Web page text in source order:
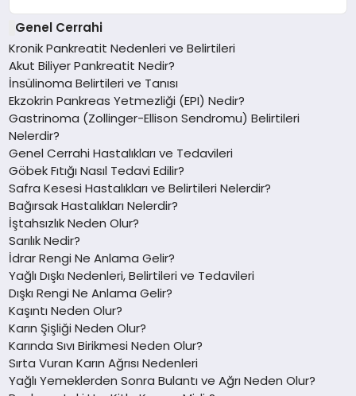
Genel Cerrahi
Kronik Pankreatit Nedenleri ve Belirtileri
Akut Biliyer Pankreatit Nedir?
İnsülinoma Belirtileri ve Tanısı
Ekzokrin Pankreas Yetmezliği (EPI) Nedir?
Gastrinoma (Zollinger-Ellison Sendromu) Belirtileri
Nelerdir?
Genel Cerrahi Hastalıkları ve Tedavileri
Göbek Fıtığı Nasıl Tedavi Edilir?
Safra Kesesi Hastalıkları ve Belirtileri Nelerdir?
Bağırsak Hastalıkları Nelerdir?
İştahsızlık Neden Olur?
Sarılık Nedir?
İdrar Rengi Ne Anlama Gelir?
Yağlı Dışkı Nedenleri, Belirtileri ve Tedavileri
Dışkı Rengi Ne Anlama Gelir?
Kaşıntı Neden Olur?
Karın Şişliği Neden Olur?
Karında Sıvı Birikmesi Neden Olur?
Sırta Vuran Karın Ağrısı Nedenleri
Yağlı Yemeklerden Sonra Bulantı ve Ağrı Neden Olur?